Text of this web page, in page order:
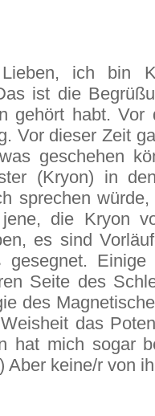
ich bin
ist die
gehört habt. Vor
Vor dieser Zeit
geschehen
(Kryon) in
sprechen
die Kryon
es sind
Einige
Seite des
des
das
hat mich sogar
Aber keine/r von